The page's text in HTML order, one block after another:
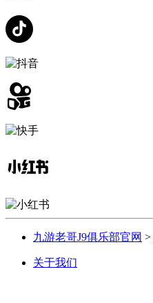
九游老哥J9俱乐部官网 >
关于我们